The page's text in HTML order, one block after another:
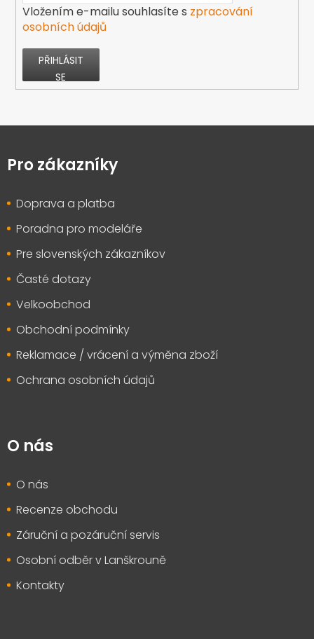
Vložením e-mailu souhlasíte s zpracování
osobních údajů
PŘIHLÁSIT
SE
Z
pPro zákazníky
Doprava a platba
Poradna pro modeláře
Pre slovenských zákazníkov
Časté dotazy
Velkoobchod
Obchodní podmínky
Reklamace / vrácení a výměna zboží
Ochrana osobních údajů
O nás
O nás
Recenze obchodu
Záruční a pozáruční servis
Osobní odběr v Lanškrouně
Kontakty